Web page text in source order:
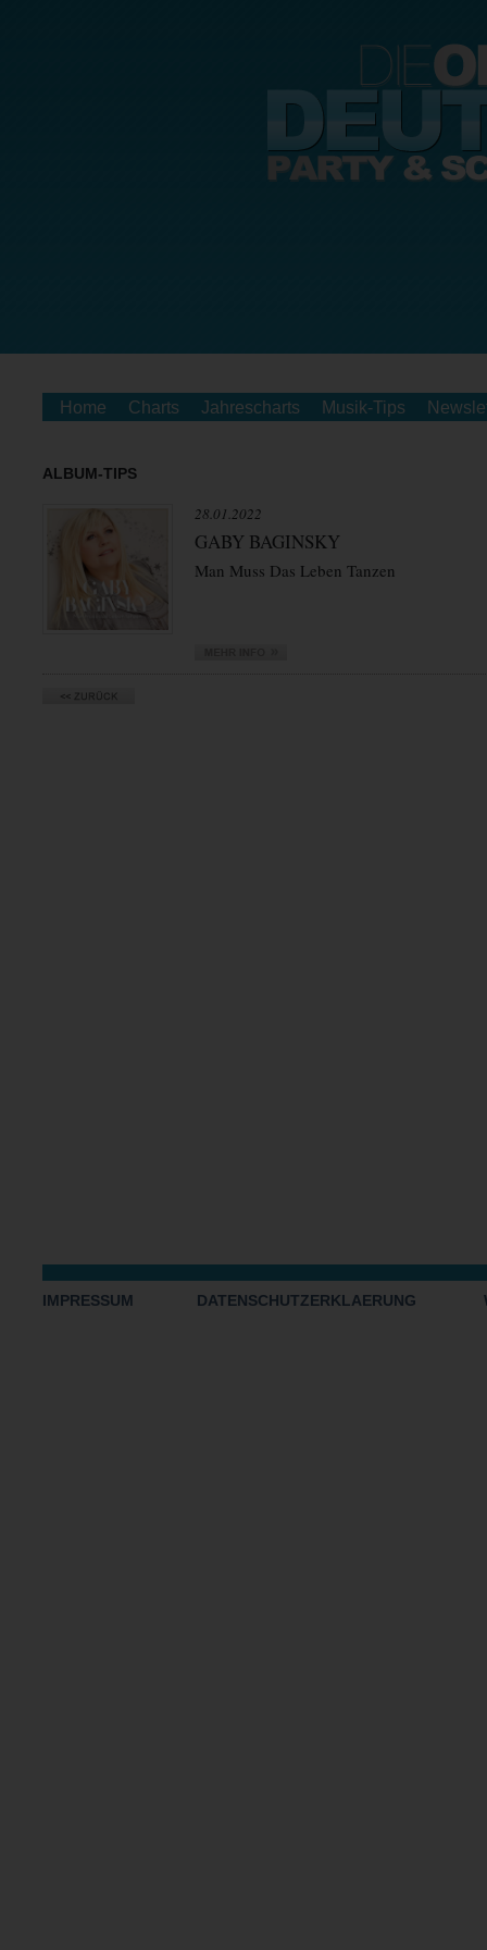
Home Charts Jahrescharts Musik-Tips
ALBUM-TIPS
28.01.2022
GABY BAGINSKY
Man Muss Das Leben Tanzen
IMPRESSUM DATENSCHUTZERKLAERUNG